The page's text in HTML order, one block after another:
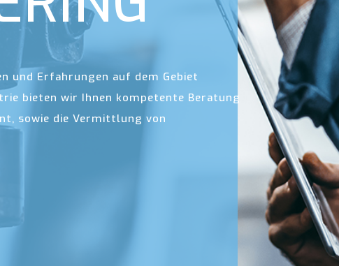
und Erfahrungen auf dem Gebiet
bieten wir Ihnen kompetente Beratung
sowie die Vermittlung von